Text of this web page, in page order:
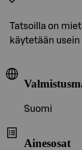
Tatsoilla on
käytetään
Suomi
Ainesosat